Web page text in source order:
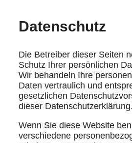
Datenschutz
Die Betreiber dieser Seiten
Schutz Ihrer persönlichen
Wir behandeln Ihre
Daten vertraulich und
gesetzlichen
dieser Datenschutzerklärung.
Wenn Sie diese Website
verschiedene